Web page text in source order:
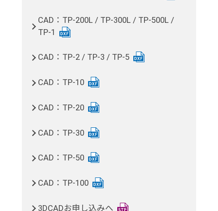
CAD：TP-200L / TP-300L / TP-500L /
TP-1
CAD：TP-2 / TP-3 / TP-5
CAD：TP-10
CAD：TP-20
CAD：TP-30
CAD：TP-50
CAD：TP-100
3DCADお申し込みへ